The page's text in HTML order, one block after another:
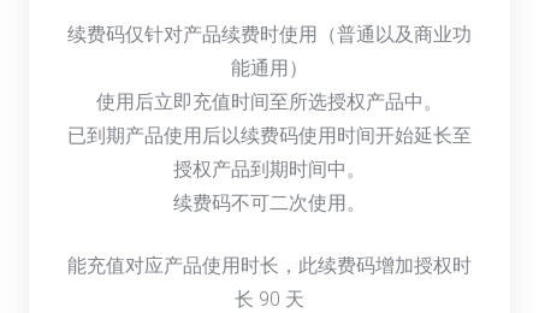
能充值对应产品使用时长，此续费码增加授权时
长 90 天
续费码仅针对产品续费时使用（普通以及商业功
能通用）
使用后立即充值时间至所选授权产品中。
已到期产品使用后以续费码使用时间开始延长至
授权产品到期时间中。
续费码不可二次使用。